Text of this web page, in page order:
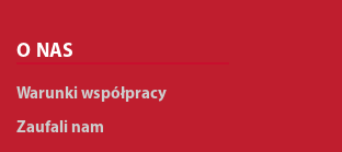
O NAS
Warunki współpracy
Zaufali nam